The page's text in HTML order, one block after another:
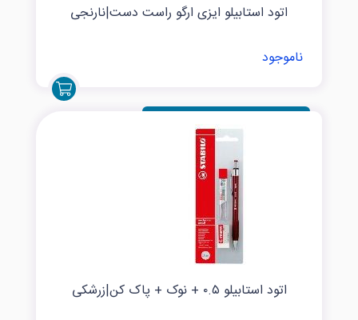
اتود استابیلو ایزی ارگو راست دست|نارنجی
ناموجود
اتود استابیلو ۰.۵ + نوک + پاک کن|زرشکی